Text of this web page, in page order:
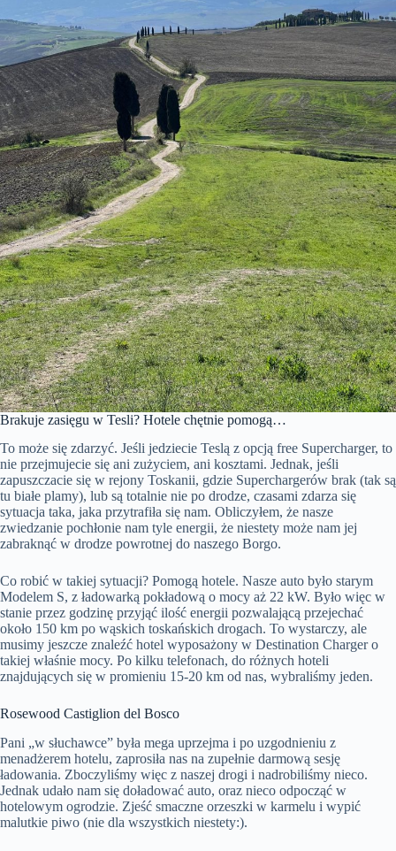
Brakuje zasięgu w Tesli? Hotele chętnie pomogą…
To może się zdarzyć. Jeśli jedziecie Teslą z opcją free Supercharger, to
nie przejmujecie się ani zużyciem, ani kosztami. Jednak, jeśli
zapuszczacie się w rejony Toskanii, gdzie Superchargerów brak (tak są
tu białe plamy), lub są totalnie nie po drodze, czasami zdarza się
sytuacja taka, jaka przytrafiła się nam. Obliczyłem, że nasze
zwiedzanie pochłonie nam tyle energii, że niestety może nam jej
zabraknąć w drodze powrotnej do naszego Borgo.
Co robić w takiej sytuacji? Pomogą hotele. Nasze auto było starym
Modelem S, z ładowarką pokładową o mocy aż 22 kW. Było więc w
stanie przez godzinę przyjąć ilość energii pozwalającą przejechać
około 150 km po wąskich toskańskich drogach. To wystarczy, ale
musimy jeszcze znaleźć hotel wyposażony w Destination Charger o
takiej właśnie mocy. Po kilku telefonach, do różnych hoteli
znajdujących się w promieniu 15-20 km od nas, wybraliśmy jeden.
Rosewood Castiglion del Bosco
Pani „w słuchawce” była mega uprzejma i po uzgodnieniu z
menadżerem hotelu, zaprosiła nas na zupełnie darmową sesję
ładowania. Zboczyliśmy więc z naszej drogi i nadrobiliśmy nieco.
Jednak udało nam się doładować auto, oraz nieco odpocząć w
hotelowym ogrodzie. Zjeść smaczne orzeszki w karmelu i wypić
malutkie piwo (nie dla wszystkich niestety:).